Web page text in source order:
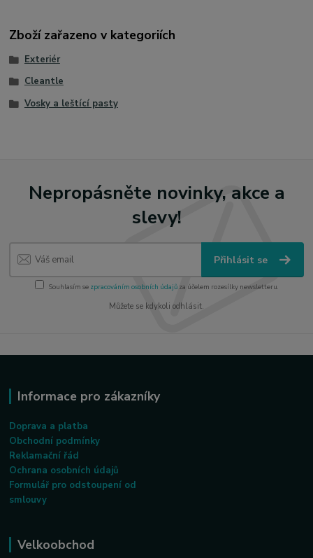
Zboží zařazeno v kategoriích
Exteriér
Cleantle
Vosky a leštící pasty
Nepropásněte novinky, akce a
slevy!
Přihlásit se
Souhlasím se zpracováním osobních údajůza účelem rozesílky newsletteru.
Můžete se kdykoli odhlásit.
Informace pro zákazníky
Doprava a platba
Obchodní podmínky
Reklamační řád
Ochrana osobních údajů
Formulář pro odstoupení od
smlouvy
Velkoobchod